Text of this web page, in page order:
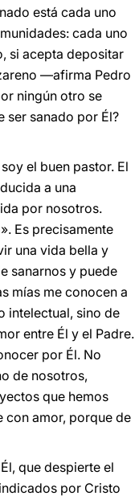
está cada uno
cada uno
si acepta depositar
—afirma Pedro
ningún otro se
ser sanado por Él?
el buen pastor. El
a una
por nosotros.
Es precisamente
una vida bella y
sanarnos y puede
mías me conocen a
intelectual, sino de
entre Él y el Padre.
por Él. No
de nosotros,
que hemos
con amor, porque de
que despierte el
por Cristo